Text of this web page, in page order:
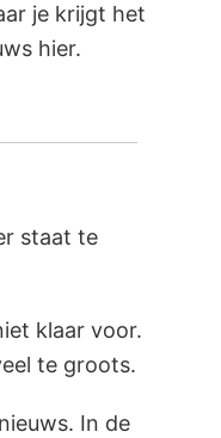
je krijgt het
hier.
staat te
klaar voor.
te groots.
In de